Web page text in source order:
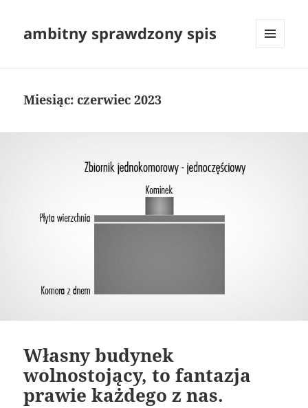
ambitny sprawdzony spis
Miesiąc:czerwiec 2023
Własny budynek
wolnostojący, to fantazja
prawie każdego z nas.